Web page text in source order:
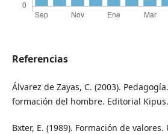
Referencias
Álvarez de Zayas, C. (2003).
formación del hombre. Editorial Kipus.
Bxter, E. (1989). Formación de valores.